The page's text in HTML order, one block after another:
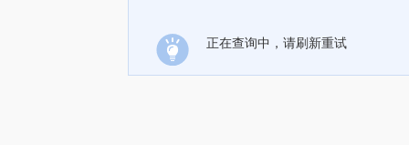
正在查询中，请刷新重试